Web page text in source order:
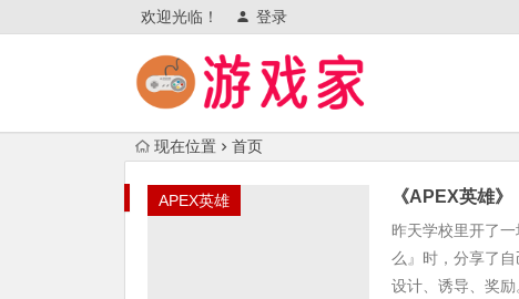
欢迎光临！ 登录
现在位置 首页
APEX英雄 《APEX英雄
昨天学校里开了
么』时，分享了
设计、诱导、奖励